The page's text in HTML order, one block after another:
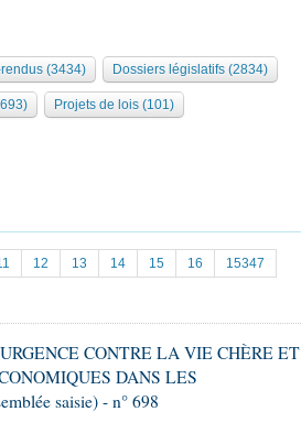
(3434) Dossiers législatifs (2834)
Projets de lois (101)
12 13 14 15 16
15347
CONTRE LA VIE CHÈRE ET
DANS LES
saisie) - n° 698